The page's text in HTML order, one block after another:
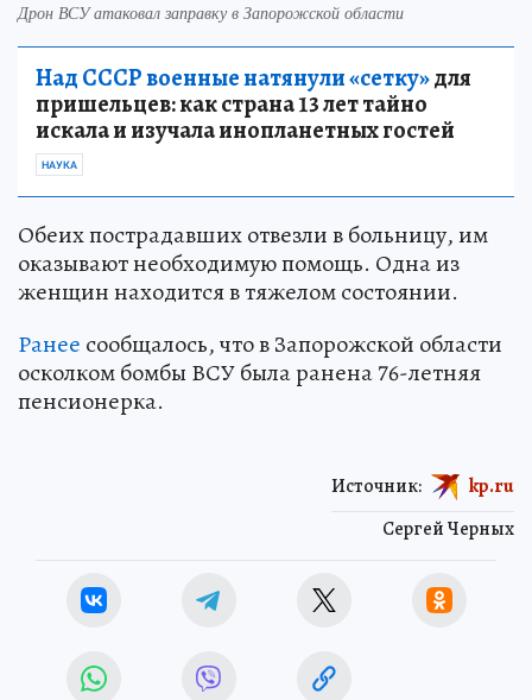
Дрон ВСУ атаковал заправку в Запорожской области
Над СССР военные натянули «сетку»для
пришельцев: как страна 13 лет тайно
искала и изучала инопланетных гостей
НАУКА
Обеих пострадавших отвезли в больницу, им
оказывают необходимую помощь. Одна из
женщин находится в тяжелом состоянии.
Ранее сообщалось, что в Запорожской области
осколком бомбы ВСУ была ранена 76-летняя
пенсионерка.
Сергей Черных
Источник: kp.ru